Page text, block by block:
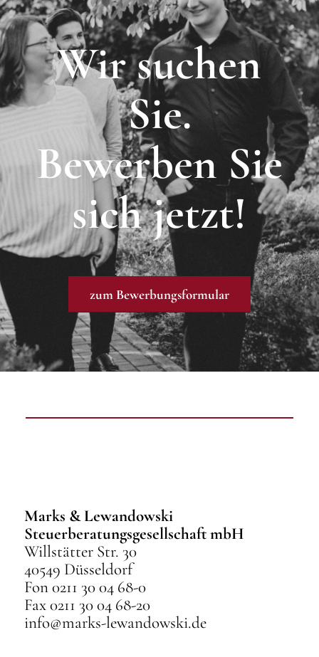
Wir suchen
Sie.
Bewerben Sie
sich jetzt!
zum Bewerbungsformular
Marks & Lewandowski
Steuerberatungsgesellschaft mbH
Willstätter Str. 30
40549 Düsseldorf
Fon 0211 30 04 68-0
Fax 0211 30 04 68-20
info@marks-lewandowski.de